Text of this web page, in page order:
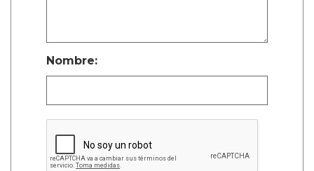
Nombre: